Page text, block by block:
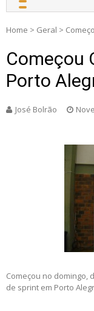
Home > Geral >
Começou
Porto
José Bolrão
Começou no domingo,
de sprint em Porto